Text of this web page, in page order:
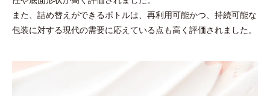
また、詰め替えができるボトルは、再利用可能かつ、持続可能な
包装に対する現代の需要に応えている点も高く評価されました。